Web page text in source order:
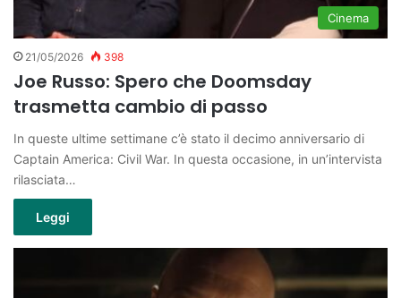
Cinema
21/05/2026 398
Joe Russo: Spero che Doomsday
trasmetta cambio di passo
In queste ultime settimane c’è stato il decimo anniversario di
Captain America: Civil War. In questa occasione, in un’intervista
rilasciata…
Leggi